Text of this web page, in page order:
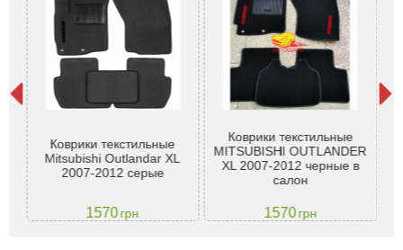
Коврики текстильные
Mitsubishi Outlandar XL
2007-2012 серые
1570грн
Коврики текстильные
MITSUBISHI OUTLANDER
XL 2007-2012 черные в
салон
1570грн